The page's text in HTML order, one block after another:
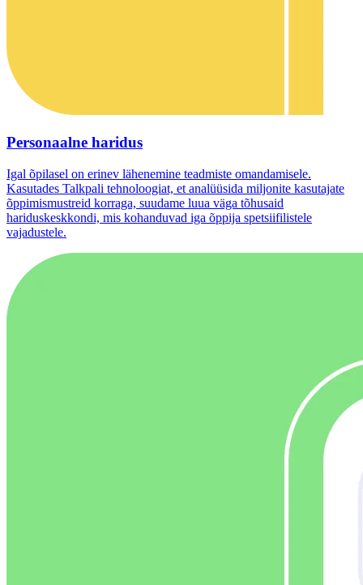
Personaalne haridus
Igal õpilasel on erinev lähenemine teadmiste omandamisele.
Kasutades Talkpali tehnoloogiat, et analüüsida miljonite kasutajate
õppimismustreid korraga, suudame luua väga tõhusaid
hariduskeskkondi, mis kohanduvad iga õppija spetsiifilistele
vajadustele.